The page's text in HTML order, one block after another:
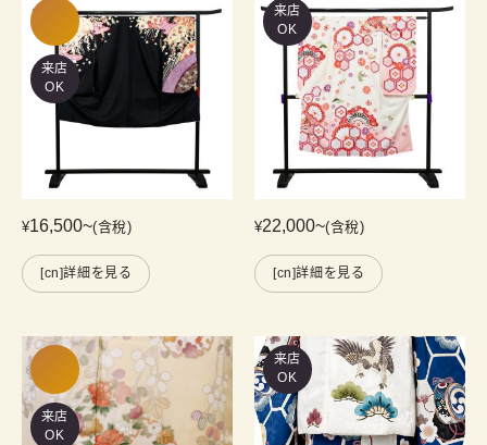
来店
OK
¥16,500~(含稅)
[cn]詳細を見る
来店
OK
¥22,000~(含稅)
[cn]詳細を見る
来店
OK
来店
OK